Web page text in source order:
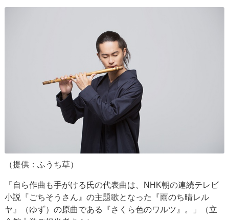
（提供：ふうち草）
「自ら作曲も手がける氏の代表曲は、NHK朝の連続テレビ
小説『ごちそうさん』の主題歌となった『雨のち晴レル
ヤ』（ゆず）の原曲である『さくら色のワルツ』。」（立